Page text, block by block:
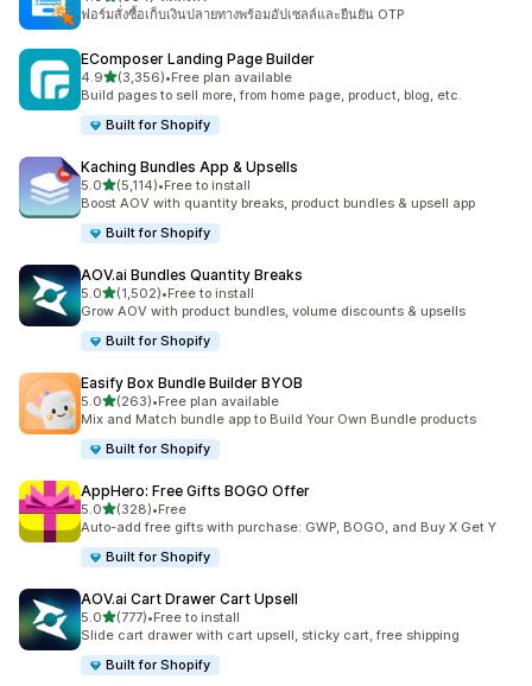
ทั้งหมด 954 รีวิว
ฟอร์มสั่งซื้อเก็บเงินปลายทางพร้อมอัปเซลล์และยืนยัน OTP
EComposer Landing Page Builder
4.9เต็ม 5 ดาว
(3,356)
ทั้งหมด 3356 รีวิว
•Free plan available
Build pages to sell more, from home page, product, blog, etc.
Built for Shopify
Kaching Bundles App & Upsells
5.0เต็ม 5 ดาว
(5,114)
ทั้งหมด 5114 รีวิว
•Free to install
Boost AOV with quantity breaks, product bundles & upsell app
Built for Shopify
AOV.ai Bundles Quantity Breaks
5.0เต็ม 5 ดาว
(1,502)
ทั้งหมด 1502 รีวิว
•Free to install
Grow AOV with product bundles, volume discounts & upsells
Built for Shopify
Easify Box Bundle Builder BYOB
5.0เต็ม 5 ดาว
(263)
ทั้งหมด 263 รีวิว
•Free plan available
Mix and Match bundle app to Build Your Own Bundle products
Built for Shopify
AppHero: Free Gifts BOGO Offer
5.0เต็ม 5 ดาว
(328)
ทั้งหมด 328 รีวิว
•Free
Auto-add free gifts with purchase: GWP, BOGO, and Buy X Get Y
Built for Shopify
AOV.ai Cart Drawer Cart Upsell
5.0เต็ม 5 ดาว
(777)
ทั้งหมด 777 รีวิว
•Free to install
Slide cart drawer with cart upsell, sticky cart, free shipping
Built for Shopify